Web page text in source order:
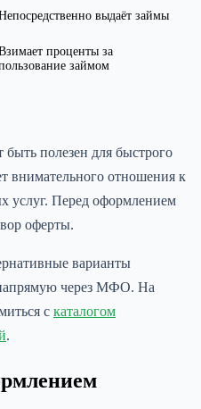
выдаёт займы
проценты за
займом
полезен для быстрого
внимательного отношения к
услуг. Перед оформлением
оферты.
варианты
через МФО. На
с каталогом
.